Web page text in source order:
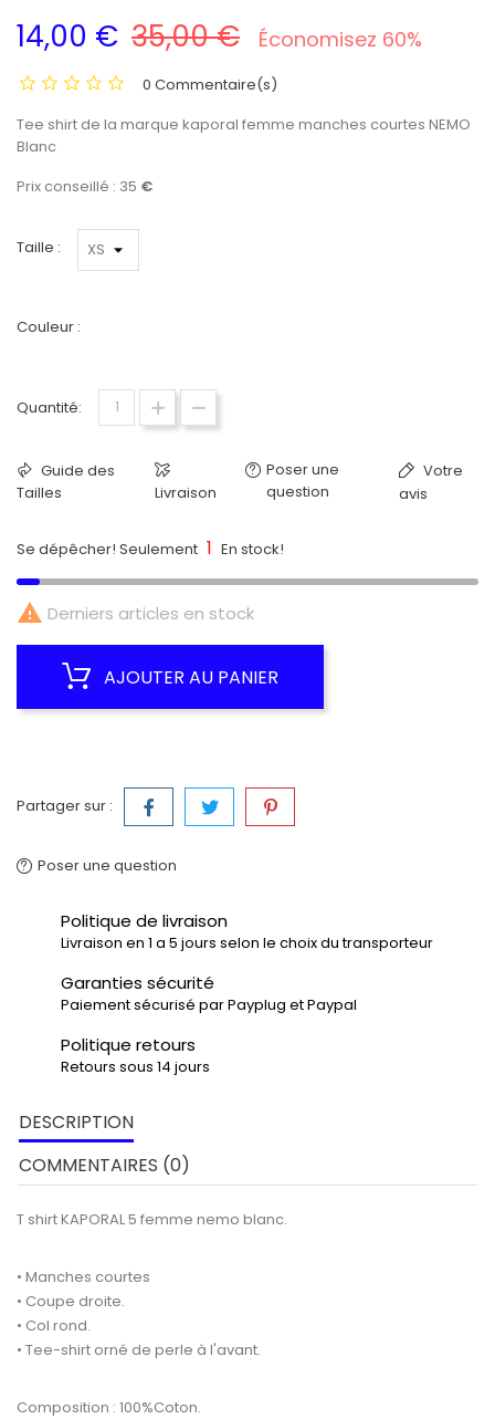
14,00 € 35,00 € Économisez 60%
0 Commentaire(s)
Tee shirt de la marque kaporal femme manches courtes NEMO
Blanc
Prix conseillé : 35 €
Taille :
Couleur :
Quantité:
Guide des
Tailles
Livraison
Poser une
question
Votre
avis
Se dépêcher! Seulement 1 En stock!
 Derniers articles en stock
AJOUTER AU PANIER
Partager sur :
Poser une question
Politique de livraison
Livraison en 1 a 5 jours selon le choix du transporteur
Garanties sécurité
Paiement sécurisé par Payplug et Paypal
Politique retours
Retours sous 14 jours
DESCRIPTION
COMMENTAIRES (0)
T shirt KAPORAL 5 femme nemo blanc.
• Manches courtes
• Coupe droite.
• Col rond.
• Tee-shirt orné de perle à l'avant.
Composition : 100%Coton.